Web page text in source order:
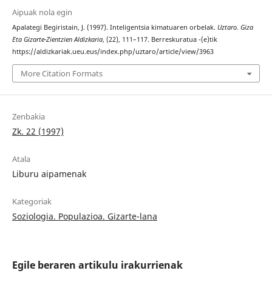
Aipuak nola egin
Apalategi Begiristain, J. (1997). Inteligentsia kimatuaren orbelak. Uztaro. Giza
Eta Gizarte-Zientzien Aldizkaria, (22), 111–117. Berreskuratua -(e)tik
https://aldizkariak.ueu.eus/index.php/uztaro/article/view/3963
More Citation Formats
Zenbakia
Zk. 22 (1997)
Atala
Liburu aipamenak
Kategoriak
Soziologia. Populazioa. Gizarte-lana
Egile beraren artikulu irakurrienak